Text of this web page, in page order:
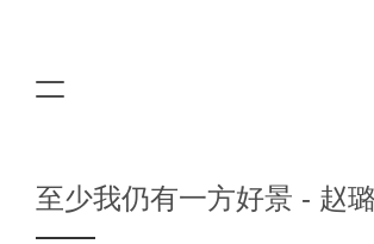
至少我仍有一方好景 - 赵